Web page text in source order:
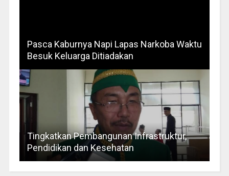
Pasca Kaburnya Napi Lapas Narkoba Waktu
Besuk Keluarga Ditiadakan
Tingkatkan Pembangunan Infrastruktur,
Pendidikan dan Kesehatan